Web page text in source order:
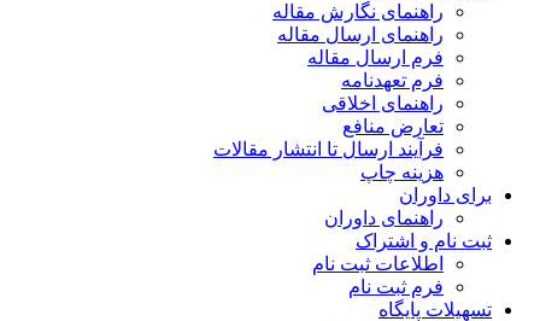
راهنمای نگارش مقاله
راهنمای ارسال مقاله
فرم ارسال مقاله
فرم تعهدنامه
راهنمای اخلاقی
تعارض منافع
فرآیند ارسال تا انتشار مقالات
هزینه چاپ
برای داوران
راهنمای داوران
ثبت نام و اشتراک
اطلاعات ثبت نام
فرم ثبت نام
تسهیلات پایگاه